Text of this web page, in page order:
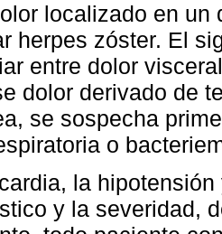
localizado en un
herpes zóster. El
entre dolor
dolor derivado de
se sospecha
o
la
y la severidad,